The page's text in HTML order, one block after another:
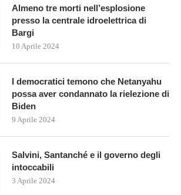
Almeno tre morti nell’esplosione
presso la centrale idroelettrica di
Bargi
10 Aprile 2024
I democratici temono che Netanyahu
possa aver condannato la rielezione di
Biden
9 Aprile 2024
Salvini, Santanché e il governo degli
intoccabili
3 Aprile 2024